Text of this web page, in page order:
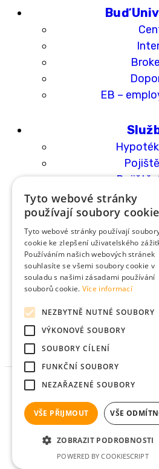
Buď
EB –
Spoření a
© UNIVERSAL 2022. All
InstagramFacebook
We always
timefor yoU
Tyto webové stránky
používají soubory
Tyto webové stránky používají
cookie ke zlepšení uživatelského
Používáním našich webových stránek
souhlasíte se všemi soubory cookie v
souladu s našimi zásadami používání
souborů cookie. Více informací
NEZBYTNĚ NUTNÉ SOUBORY
VÝKONOVÉ SOUBORY
SOUBORY CÍLENÍ
FUNKČNÍ SOUBORY
NEZAŘAZENÉ SOUBORY
VŠE PŘIJMOUT VŠE
ZOBRAZIT PODROBNOSTI
POWERED BY COOKIESCRIPT